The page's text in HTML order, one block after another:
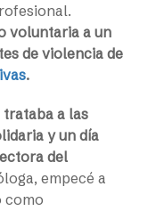
voluntaria a un
de violencia de
.
trataba a las
y un día
del
empecé a
como